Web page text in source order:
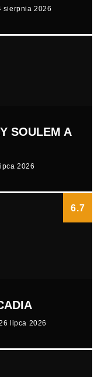
sierpnia 2026
SOULEM A
2026
6.7
lipca 2026